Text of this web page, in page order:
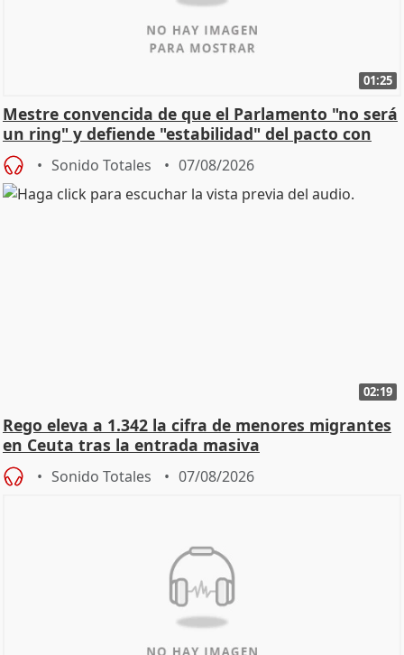
01:25
Mestre convencida de que el Parlamento "no será
un ring" y defiende "estabilidad" del pacto con
Vox
Sonido Totales 07/08/2026
02:19
Rego eleva a 1.342 la cifra de menores migrantes
en Ceuta tras la entrada masiva
Sonido Totales 07/08/2026